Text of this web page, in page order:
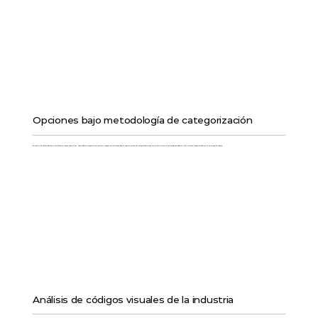
Opciones bajo metodología de categorización
En nuestro servicio de Naming, no nos limitamos a lanzar ideas al aire. Desarrollamos propuestas de nombres y slogans estructuradas bajo un riguroso proceso de categorización, lo que nos permite ofrecerte una amplia diversidad de rutas creativas fundamentadas en tu estrategia de negocio.
Análisis de códigos visuales de la industria